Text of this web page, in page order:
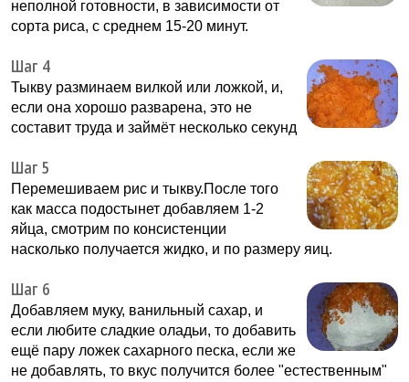
неполной готовности, в зависимости от
сорта риса, с среднем 15-20 минут.
Шаг 4
Тыкву разминаем вилкой или ложкой, и,
если она хорошо разварена, это не
составит труда и займёт несколько секунд
Шаг 5
Перемешиваем рис и тыкву.После того
как масса подостынет добавляем 1-2
яйца, смотрим по консистенции
насколько получается жидко, и по размеру яиц.
Шаг 6
Добавляем муку, ванильный сахар, и
если любите сладкие оладьи, то добавить
ещё пару ложек сахарного песка, если же
не добавлять, то вкус получится более "естественным"